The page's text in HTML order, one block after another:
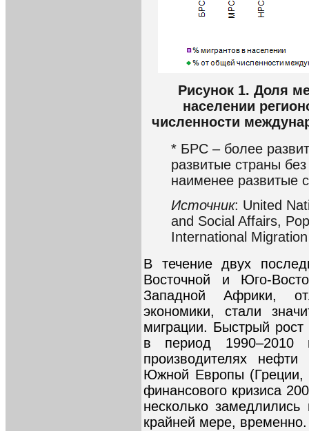
Рисунок 1. Доля
населении
численности
* БРС – более
развитые страны
наименее развитые
Источник: United
and Social Affairs,
International
В течение двух
Восточной и Юго-
Западной Африки,
экономики, стали
миграции. Быстрый
в период 1990–2010
производителях
Южной Европы (Греции,
финансового кризиса
несколько
крайней мере, временно.